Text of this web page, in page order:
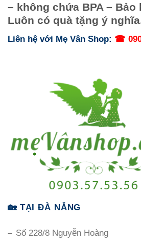
– không chứa BPA – Bảo
Luôn có quà tặng ý
Liên hệ với Mẹ Vân Shop: ☎
🏡 TẠI ĐÀ NẴNG
– Số 228/8 Nguyễn Hoàng